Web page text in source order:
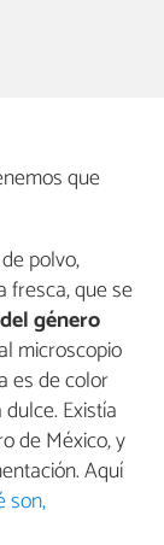
que
polvo,
fresca, que se
género
microscopio
es de color
Existía
de México, y
Aquí
son,